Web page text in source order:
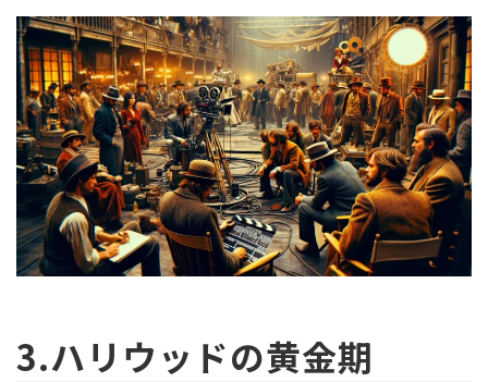
3.ハリウッドの黄金期